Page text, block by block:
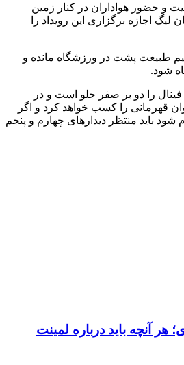
و حضور هواداران در کنار زمین
اجازه برگزاری این رویداد را
طبیعت پشت در ورزشگاه مانده و
شود.
را دو بر صفر جلو است و در
قهرمانی را کسب خواهد کرد و اگر
شود باید منتظر دیدارهای چهارم و پنجم
هر آنچه باید درباره لمینت